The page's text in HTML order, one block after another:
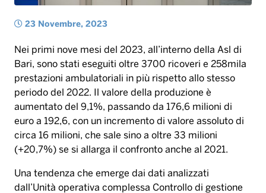
23 Novembre, 2023
Nei primi nove mesi del 2023, all’interno della Asl di
Bari, sono stati eseguiti oltre 3700 ricoveri e 258mila
prestazioni ambulatoriali in più rispetto allo stesso
periodo del 2022. Il valore della produzione è
aumentato del 9,1%, passando da 176,6 milioni di
euro a 192,6, con un incremento di valore assoluto di
circa 16 milioni, che sale sino a oltre 33 milioni
(+20,7%) se si allarga il confronto anche al 2021.
Una tendenza che emerge dai dati analizzati
dall’Unità operativa complessa Controllo di gestione